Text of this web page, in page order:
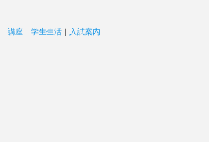
｜ 講座 ｜ 学生生活 ｜ 入試案内 ｜